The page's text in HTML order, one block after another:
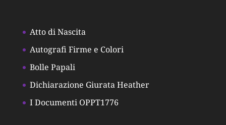
Atto di Nascita
Autografi Firme e Colori
Bolle Papali
Dichiarazione Giurata Heather
I Documenti OPPT1776